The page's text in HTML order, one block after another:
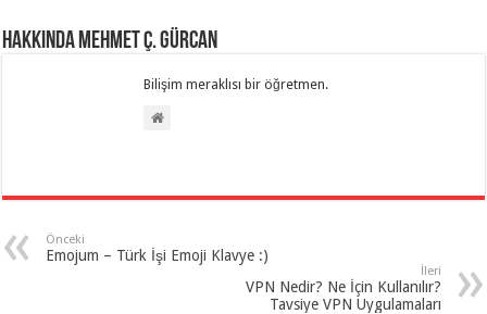
Hakkında Mehmet Ç. Gürcan
Bilişim meraklısı bir öğretmen.
Önceki
Emojum – Türk İşi Emoji Klavye :)
İleri
VPN Nedir? Ne İçin Kullanılır?
Tavsiye VPN Uygulamaları